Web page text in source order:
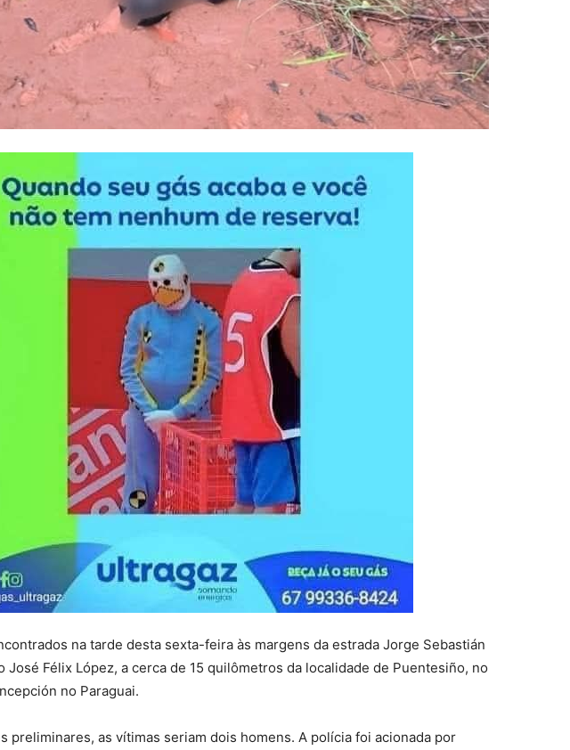
na tarde desta sexta-feira às margens da estrada Jorge Sebastián
José Félix López, a cerca de 15 quilômetros da localidade de Puentesiño, no
no Paraguai.
preliminares, as vítimas seriam dois homens. A polícia foi acionada por